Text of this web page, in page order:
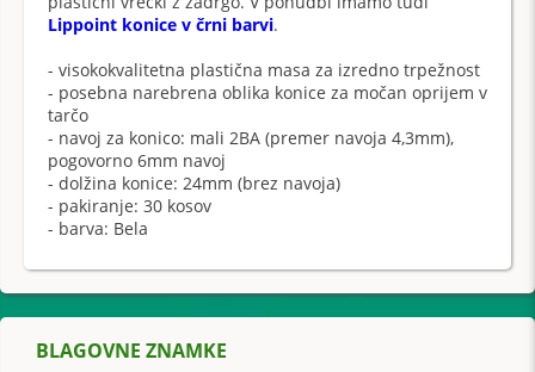
Lippoint konice v črni barvi.
- visokokvalitetna plastična masa za izredno trpežnost
- posebna narebrena oblika konice za močan oprijem v
tarčo
- navoj za konico: mali 2BA (premer navoja 4,3mm),
pogovorno 6mm navoj
- dolžina konice: 24mm (brez navoja)
- pakiranje: 30 kosov
- barva: Bela
BLAGOVNE ZNAMKE